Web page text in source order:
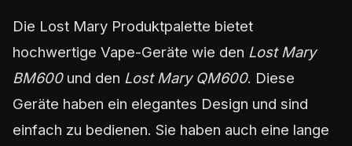
Die Lost Mary Produktpalette bietet
hochwertige Vape-Geräte wie den Lost Mary
BM600und den Lost Mary QM600. Diese
Geräte haben ein elegantes Design und sind
einfach zu bedienen. Sie haben auch eine lange